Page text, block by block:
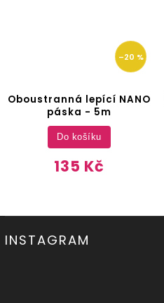
–20 %
Oboustranná lepící NANO
páska - 5m
135 Kč
Do košíku
INSTAGRAM